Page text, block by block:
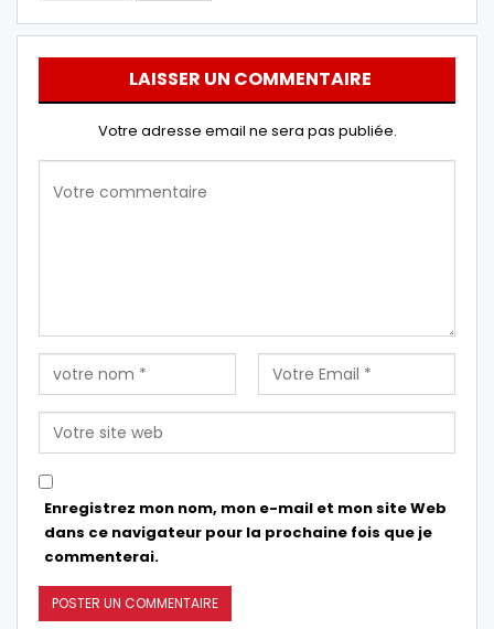
LAISSER UN COMMENTAIRE
Votre adresse email ne sera pas publiée.
Enregistrez mon nom, mon e-mail et mon site Web
dans ce navigateur pour la prochaine fois que je
commenterai.